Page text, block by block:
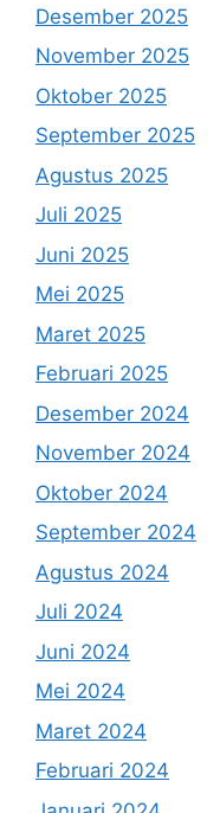
Desember 2025
November 2025
Oktober 2025
September 2025
Agustus 2025
Juli 2025
Juni 2025
Mei 2025
Maret 2025
Februari 2025
Desember 2024
November 2024
Oktober 2024
September 2024
Agustus 2024
Juli 2024
Juni 2024
Mei 2024
Maret 2024
Februari 2024